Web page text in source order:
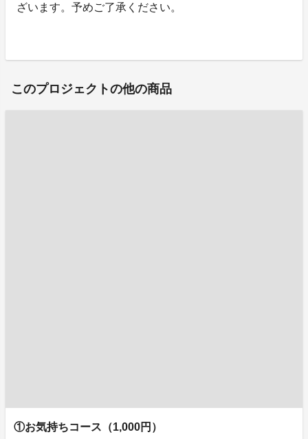
ざいます。予めご了承ください。
このプロジェクトの他の商品
①お気持ちコース（1,000円）